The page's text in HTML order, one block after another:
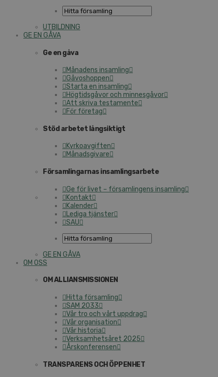
UTBILDNING
GE EN GÅVA
Ge en gåva
Månadens insamling
Gåvoshoppen
Starta en insamling
Högtidsgåvor och minnesgåvor
Att skriva testamente
För företag
Stöd arbetet långsiktigt
Kyrkoavgiften
Månadsgivare
Församlingarnas insamlingsarbete
Ge för livet – församlingens insamling
Kontakt
Kalender
Lediga tjänster
SAU
GE EN GÅVA
OM OSS
OM ALLIANSMISSIONEN
Hitta församling
SAM 2033
Vår tro och vårt uppdrag
Vår organisation
Vår historia
Verksamhetsåret 2025
Årskonferensen
TRANSPARENS OCH ÖPPENHET